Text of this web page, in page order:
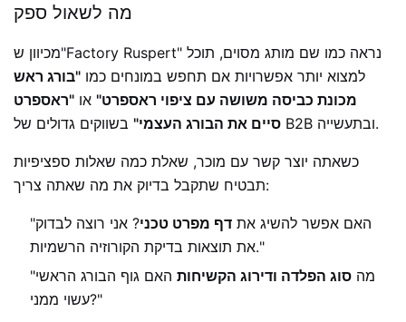
מה לשאול ספק
מכיוון ש"Factory Ruspert" נראה כמו שם מותג מסוים, תוכל
למצוא יותר אפשרויות אם תחפש במונחים כמו "בורג ראש
מכונת כביסה משושה עם ציפוי ראספרט" או "ראספרט
סיים את הבורג העצמי"
בשווקים גדולים של B2B ובתעשייה.
כשאתה יוצר קשר עם מוכר, שאלת כמה שאלות ספציפיות
תבטיח שתקבל בדיוק את מה שאתה צריך:
"האם אפשר להשיג את דף מפרט טכני? אני רוצה לבדוק
את תוצאות בדיקת הקורוזיה הרשמיות."
"מה סוג הפלדה ודירוג הקשיחות האם גוף הבורג הראשי
עשוי ממני?"